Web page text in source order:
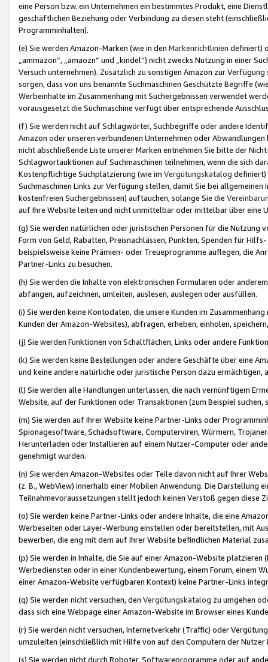
eine Person bzw. ein Unternehmen ein bestimmtes Produkt, eine
geschäftlichen Beziehung oder Verbindung zu diesen steht
Programminhalten).
(e) Sie werden Amazon-Marken (wie in den Markenrichtlinien definiert)
„ammazon“, „amaozn“ und „kindel“) nicht zwecks Nutzung in einer
Versuch unternehmen). Zusätzlich zu sonstigen Amazon zur
sorgen, dass von uns benannte Suchmaschinen Geschützte Begriffe
Werbeinhalte im Zusammenhang mit Suchergebnissen verwendet
vorausgesetzt die Suchmaschine verfügt über entsprechende
(f) Sie werden nicht auf Schlagwörter, Suchbegriffe oder andere
Amazon oder unseren verbundenen Unternehmen oder
nicht abschließende Liste unserer Marken entnehmen Sie bitte der
Schlagwortauktionen auf Suchmaschinen teilnehmen, wenn die sich
Kostenpflichtige Suchplatzierung (wie im Vergütungskatalog definiert)
Suchmaschinen Links zur Verfügung stellen, damit Sie bei
kostenfreien Suchergebnissen) auftauchen, solange Sie die
auf Ihre Website leiten und nicht unmittelbar oder mittelbar über eine
(g) Sie werden natürlichen oder juristischen Personen für die Nutzung
Form von Geld, Rabatten, Preisnachlässen, Punkten, Spenden für
beispielsweise keine Prämien- oder Treueprogramme auflegen, die
Partner-Links zu besuchen.
(h) Sie werden die Inhalte von elektronischen Formularen oder
abfangen, aufzeichnen, umleiten, auslesen, auslegen oder ausfüllen.
(i) Sie werden keine Kontodaten, die unsere Kunden im
Kunden der Amazon-Websites), abfragen, erheben, einholen,
(j) Sie werden Funktionen von Schaltflächen, Links oder andere
(k) Sie werden keine Bestellungen oder andere Geschäfte über eine
und keine andere natürliche oder juristische Person dazu
(l) Sie werden alle Handlungen unterlassen, die nach vernünftigem
Website, auf der Funktionen oder Transaktionen (zum Beispiel
(m) Sie werden auf Ihrer Website keine Partner-Links oder
Spionagesoftware, Schadsoftware, Computerviren, Würmern,
Herunterladen oder Installieren auf einem Nutzer-Computer oder
genehmigt wurden.
(n) Sie werden Amazon-Websites oder Teile davon nicht auf Ihrer
(z. B., WebView) innerhalb einer Mobilen Anwendung. Die Darstellung
Teilnahmevoraussetzungen stellt jedoch keinen Verstoß gegen diese
(o) Sie werden keine Partner-Links oder andere Inhalte, die eine
Werbeseiten oder Layer-Werbung einstellen oder bereitstellen, mit
bewerben, die eng mit dem auf Ihrer Website befindlichen Material
(p) Sie werden in Inhalte, die Sie auf einer Amazon-Website
Werbediensten oder in einer Kundenbewertung, einem Forum, einem
einer Amazon-Website verfügbaren Kontext) keine Partner-Links
(q) Sie werden nicht versuchen, den Vergütungskatalog zu umgehen
dass sich eine Webpage einer Amazon-Website im Browser eines
(r) Sie werden nicht versuchen, Internetverkehr (Traffic) oder
umzuleiten (einschließlich mit Hilfe von auf den Computern der
(s) Sie werden nicht durch Roboter, Softwareprogramme oder auf